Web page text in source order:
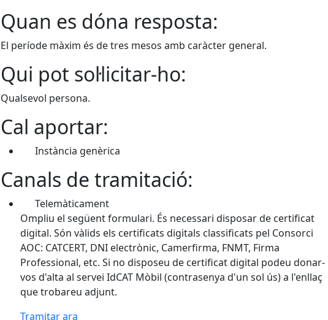
Quan es dóna resposta:
El període màxim és de tres mesos amb caràcter general.
Qui pot sol·licitar-ho:
Qualsevol persona.
Cal aportar:
Instància genèrica
Canals de tramitació:
Telemàticament
Ompliu el següent formulari. És necessari disposar de certificat
digital. Són vàlids els certificats digitals classificats pel Consorci
AOC: CATCERT, DNI electrònic, Camerfirma, FNMT, Firma
Professional, etc. Si no disposeu de certificat digital podeu donar-
vos d'alta al servei IdCAT Mòbil (contrasenya d'un sol ús) a l'enllaç
que trobareu adjunt.
Tramitar ara